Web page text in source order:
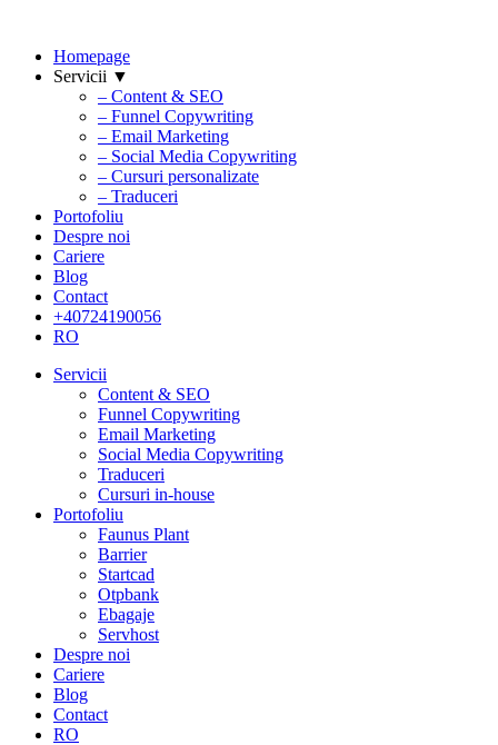
Homepage
Servicii ▼
– Content & SEO
– Funnel Copywriting
– Email Marketing
– Social Media Copywriting
– Cursuri personalizate
– Traduceri
Portofoliu
Despre noi
Cariere
Blog
Contact
+40724190056
RO
Servicii
Content & SEO
Funnel Copywriting
Email Marketing
Social Media Copywriting
Traduceri
Cursuri in-house
Portofoliu
Faunus Plant
Barrier
Startcad
Otpbank
Ebagaje
Servhost
Despre noi
Cariere
Blog
Contact
RO